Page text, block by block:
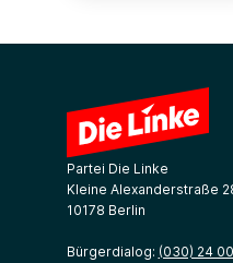
Partei Die Linke
Kleine Alexanderstraße
10178 Berlin
Bürgerdialog: (030) 24